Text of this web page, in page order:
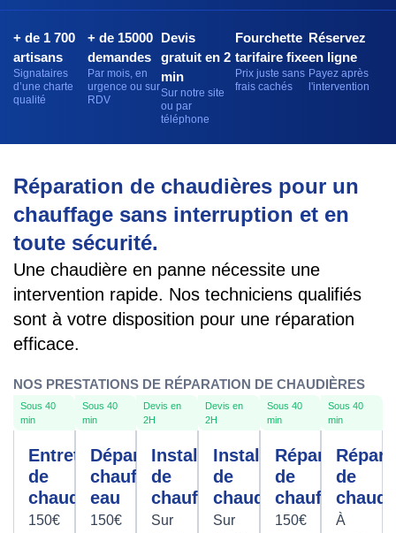
+ de 1 700
artisans
Signataires
d’une charte
qualité
+ de 15000
demandes
Par mois, en
urgence ou sur
RDV
Devis
gratuit en 2
min
Sur notre site
ou par
téléphone
Fourchette
tarifaire fixe
Prix juste sans
frais cachés
Réservez
en ligne
Payez après
l'intervention
Réparation de chaudières pour un
chauffage sans interruption et en
toute sécurité.
Une chaudière en panne nécessite une
intervention rapide. Nos techniciens qualifiés
sont à votre disposition pour une réparation
efficace.
NOS PRESTATIONS DE RÉPARATION DE CHAUDIÈRES
Sous 40
min
Entretien
de
chaudière
150€
Sous 40
min
Dépannage
chauffe-
eau
150€
Devis en
2H
Installation
de
chauffage
Sur
Devis en
2H
Installation
de
chaudière
Sur
Sous 40
min
Réparation
de
chauffage
150€
Sous 40
min
de
À